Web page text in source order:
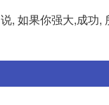
, 如果你强大,成功